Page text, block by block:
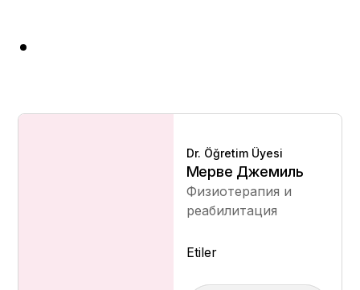
Dr. Öğretim Üyesi
Мерве Джемиль
Физиотерапия и
реабилитация
Etiler